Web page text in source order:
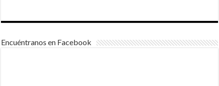
Encuéntranos en Facebook